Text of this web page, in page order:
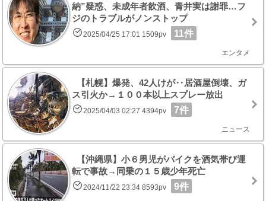
納”疑惑、未成年者飲酒、青井実は謝罪…フ
ジのトラブルがノンストップ
2025/04/25 17:01 1509pv 11件
エンタメ
【札幌】爆発、42人けが‥居酒屋倒壊、ガ
ス引火か→１００本以上スプレー放出
2025/04/03 02:27 4394pv 7件
ニュース
【沖縄県】小６男児がバイクを酒気帯び運
転で事故→同乗の１５歳少年死亡
2024/11/22 23:34 8593pv 9件